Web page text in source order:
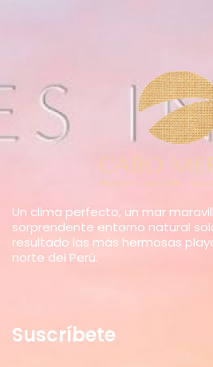
Un clima perfecto, un mar
sorprendente entorno natural
resultado las más hermosas
norte del Perú.
Suscríbete